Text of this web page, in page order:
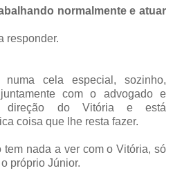
normalmente e atuar
responder.
cela especial, sozinho,
com o advogado e
direção do Vitória e está
coisa que lhe resta fazer.
nada a ver com o Vitória, só
próprio Júnior.